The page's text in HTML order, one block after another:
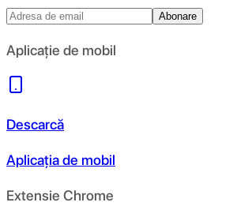
Abonare
Aplicație de mobil
Descarcă
Aplicația de mobil
Extensie Chrome